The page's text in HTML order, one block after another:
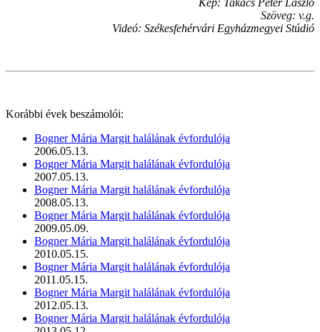
Szöveg: v.g.
Videó: Székesfehérvári Egyházmegyei Stúdió
Korábbi évek beszámolói:
Bogner Mária Margit halálának évfordulója
2006.05.13.
Bogner Mária Margit halálának évfordulója
2007.05.13.
Bogner Mária Margit halálának évfordulója
2008.05.13.
Bogner Mária Margit halálának évfordulója
2009.05.09.
Bogner Mária Margit halálának évfordulója
2010.05.15.
Bogner Mária Margit halálának évfordulója
2011.05.15.
Bogner Mária Margit halálának évfordulója
2012.05.13.
Bogner Mária Margit halálának évfordulója